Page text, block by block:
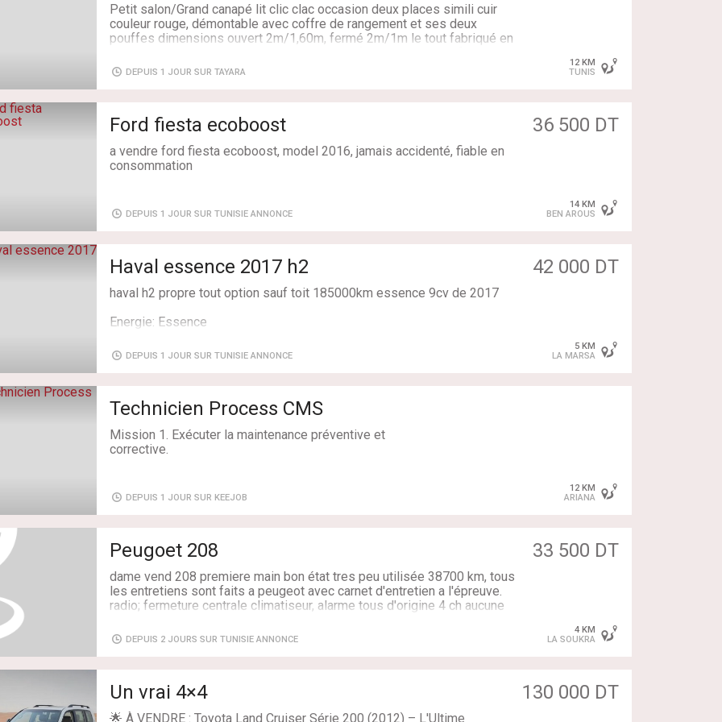
Cylindrée: 1.4
Boîte de vitesse: Manuelle
Type transaction: A Vendre
Kilométrage: 195
Couleur: blanc
Petit salon/Grand canapé lit clic clac occasion deux places simili cuir
couleur rouge, démontable avec coffre de rangement et ses deux
pouffes dimensions ouvert 2m/1,60m, fermé 2m/1m le tout fabriqué en
comme une fenêtre) le prix est légèrement négociable DISPONIBLE à
Centre ville(le passage) Tel: 22531284
DEPUIS 1 JOUR SUR TAYARA
12 KM
TUNIS
Ford fiesta ecoboost 36 500 DT
a vendre ford fiesta ecoboost, model 2016, jamais accidenté, fiable en
consommation
km: 132000
prix : 36500 ( légèrement négociable)
jante alu
volant multifonction
système ford sync
siège conducteur réglable en hauteur
Energie: Essence
Kilométrage: 132 000
Couleur: Noire
Puissance Fiscale: 5 CV
DEPUIS 1 JOUR SUR TUNISIE ANNONCE
14 KM
BEN AROUS
Haval essence 2017 h2 42 000 DT
haval h2 propre tout option sauf toit 185000km essence 9cv de 2017
Energie: Essence
Couleur: Chocolat blanc
Puissance Fiscale: 9 CV
DEPUIS 1 JOUR SUR TUNISIE ANNONCE
5 KM
LA MARSA
Technicien Process CMS
Mission 1. Exécuter la maintenance préventive et
corrective.
-
Effectuer les interventions planifiées sur les
Diagnostiquer et dépanner les pannes mécaniques,
électriques et électroniques.
-
Mission 2 :Participer à l’amélioration
DEPUIS 1 JOUR SUR KEEJOB
12 KM
ARIANA
Peugoet 208 33 500 DT
dame vend 208 premiere main bon état tres peu utilisée 38700 km, tous
les entretiens sont faits a peugeot avec carnet d'entretien a l'épreuve.
radio; fermeture centrale climatiseur, alarme tous d'origine 4 ch aucune
Energie: Essence
Puissance Fiscale: 4 CV
DEPUIS 2 JOURS SUR TUNISIE ANNONCE
4 KM
LA SOUKRA
Un vrai 4×4 130 000 DT
🌟 À VENDRE : Toyota Land Cruiser Série 200 (2012) – L'Ultime